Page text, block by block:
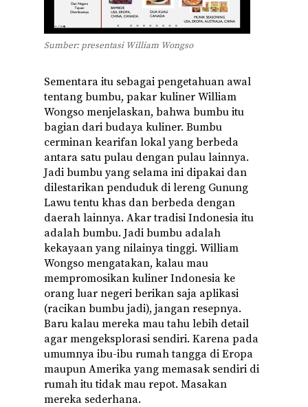
Sumber: presentasi William Wongso
Sementara itu sebagai pengetahuan awal
tentang bumbu, pakar kuliner William
Wongso menjelaskan, bahwa bumbu itu
bagian dari budaya kuliner. Bumbu
cerminan kearifan lokal yang berbeda
antara satu pulau dengan pulau lainnya.
Jadi bumbu yang selama ini dipakai dan
dilestarikan penduduk di lereng Gunung
Lawu tentu khas dan berbeda dengan
daerah lainnya. Akar tradisi Indonesia itu
adalah bumbu. Jadi bumbu adalah
kekayaan yang nilainya tinggi. William
Wongso mengatakan, kalau mau
mempromosikan kuliner Indonesia ke
orang luar negeri berikan saja aplikasi
(racikan bumbu jadi), jangan resepnya.
Baru kalau mereka mau tahu lebih detail
agar mengeksplorasi sendiri. Karena pada
umumnya ibu-ibu rumah tangga di Eropa
maupun Amerika yang memasak sendiri di
rumah itu tidak mau repot. Masakan
mereka sederhana.